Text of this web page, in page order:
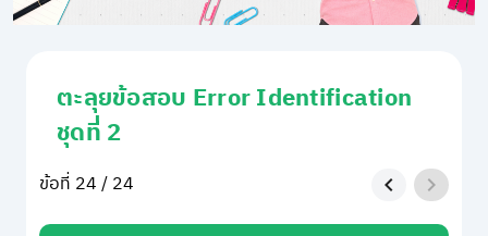
ตะลุยข้อสอบ Error Identification
ชุดที่ 2
ข้อที่ 24 / 24